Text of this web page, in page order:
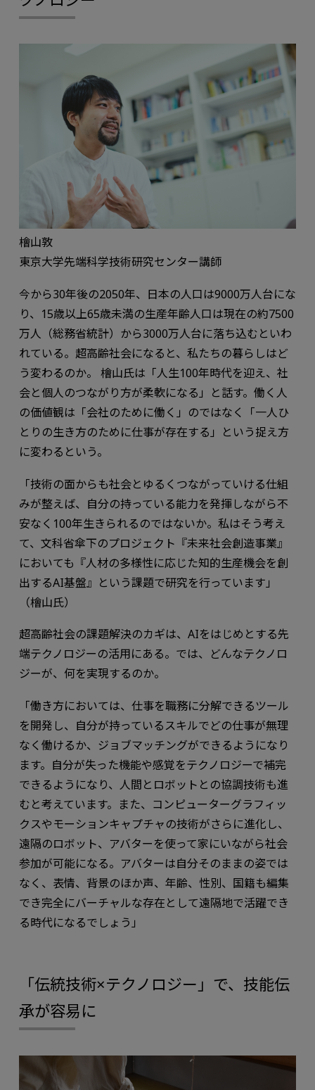
檜山敦
東京大学先端科学技術研究センター講師
今から30年後の2050年、日本の人口は9000万人台にな
り、15歳以上65歳未満の生産年齢人口は現在の約7500
万人（総務省統計）から3000万人台に落ち込むといわ
れている。超高齢社会になると、私たちの暮らしはど
う変わるのか。 檜山氏は「人生100年時代を迎え、社
会と個人のつながり方が柔軟になる」と話す。働く人
の価値観は「会社のために働く」のではなく「一人ひ
とりの生き方のために仕事が存在する」という捉え方
に変わるという。
「技術の面からも社会とゆるくつながっていける仕組
みが整えば、自分の持っている能力を発揮しながら不
安なく100年生きられるのではないか。私はそう考え
て、文科省傘下のプロジェクト『未来社会創造事業』
においても『人材の多様性に応じた知的生産機会を創
出するAI基盤』という課題で研究を行っています」
（檜山氏）
超高齢社会の課題解決のカギは、AIをはじめとする先
端テクノロジーの活用にある。では、どんなテクノロ
ジーが、何を実現するのか。
「働き方においては、仕事を職務に分解できるツール
を開発し、自分が持っているスキルでどの仕事が無理
なく働けるか、ジョブマッチングができるようになり
ます。自分が失った機能や感覚をテクノロジーで補完
できるようになり、人間とロボットとの協調技術も進
むと考えています。また、コンピューターグラフィッ
クスやモーションキャプチャの技術がさらに進化し、
遠隔のロボット、アバターを使って家にいながら社会
参加が可能になる。アバターは自分そのままの姿では
なく、表情、背景のほか声、年齢、性別、国籍も編集
でき完全にバーチャルな存在として遠隔地で活躍でき
る時代になるでしょう」
「伝統技術×テクノロジー」で、技能伝
承が容易に